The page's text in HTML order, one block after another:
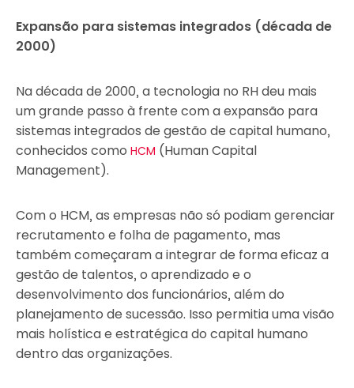
Expansão para sistemas integrados (década de
2000)
Na década de 2000, a tecnologia no RH deu mais
um grande passo à frente com a expansão para
sistemas integrados de gestão de capital humano,
conhecidos como HCM (Human Capital
Management).
Com o HCM, as empresas não só podiam gerenciar
recrutamento e folha de pagamento, mas
também começaram a integrar de forma eficaz a
gestão de talentos, o aprendizado e o
desenvolvimento dos funcionários, além do
planejamento de sucessão. Isso permitia uma visão
mais holística e estratégica do capital humano
dentro das organizações.